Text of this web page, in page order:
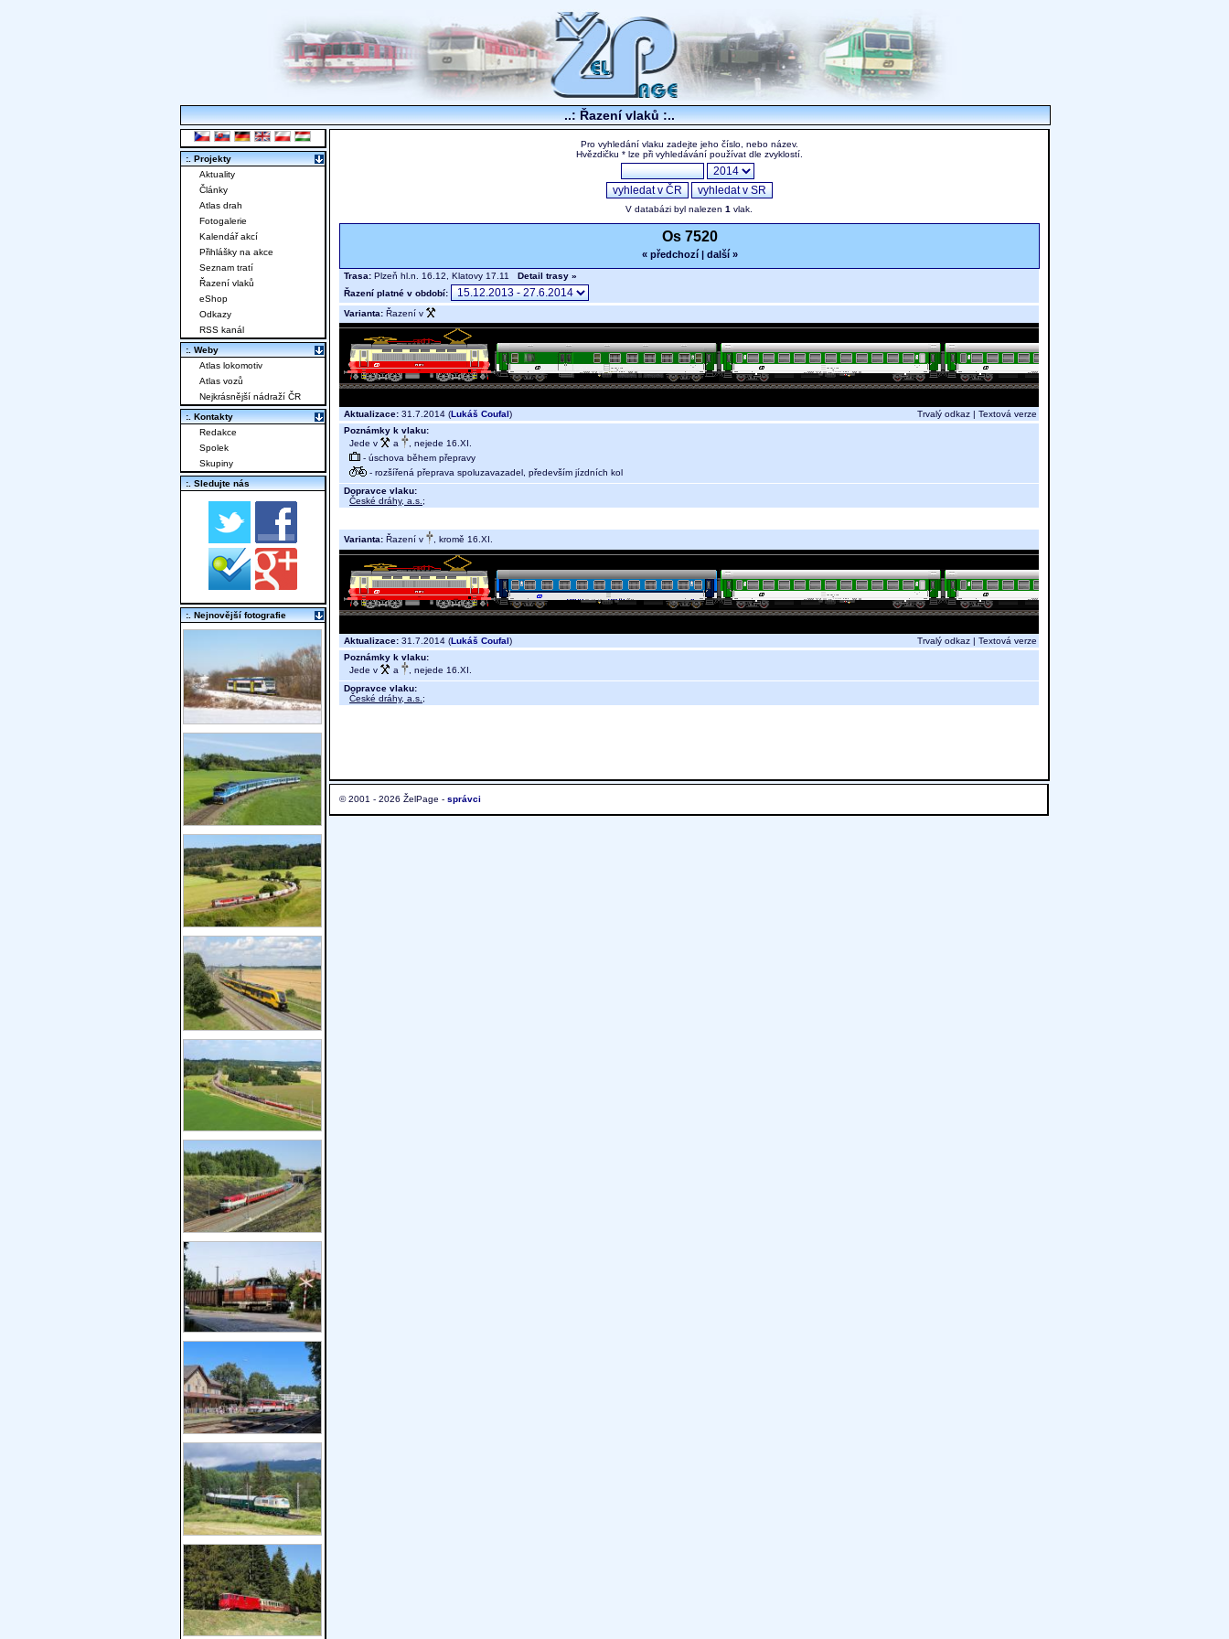
..: Řazení vlaků :..
Pro vyhledání vlaku zadejte jeho číslo, nebo název.
Hvězdičku * lze při vyhledávání používat dle zvyklostí.
V databázi byl nalezen 1 vlak.
Os 7520
« předchozí| další »
Trasa: Plzeň hl.n. 16.12, Klatovy 17.11 Detail trasy »
Řazení platné v období:
Varianta: Řazení v
Aktualizace: 31.7.2014 (Lukáš Coufal) Trvalý odkaz | Textová verze
Poznámky k vlaku:
Jede v
a
, nejede 16.XI.
- úschova během přepravy
- rozšířená přeprava spoluzavazadel, především jízdních kol
Dopravce vlaku:
České dráhy, a.s. ;
Varianta: Řazení v , kromě 16.XI.
Aktualizace: 31.7.2014 (Lukáš Coufal) Trvalý odkaz | Textová verze
Poznámky k vlaku:
Jede v
a
, nejede 16.XI.
Dopravce vlaku:
České dráhy, a.s. ;
© 2001 - 2026 ŽelPage - správci
:. Projekty
Aktuality
Články
Atlas drah
Fotogalerie
Kalendář akcí
Přihlášky na akce
Seznam tratí
Řazení vlaků
eShop
Odkazy
RSS kanál
:. Weby
Atlas lokomotiv
Atlas vozů
Nejkrásnější nádraží ČR
:. Kontakty
Redakce
Spolek
Skupiny
:. Sledujte nás
:. Nejnovější fotografie